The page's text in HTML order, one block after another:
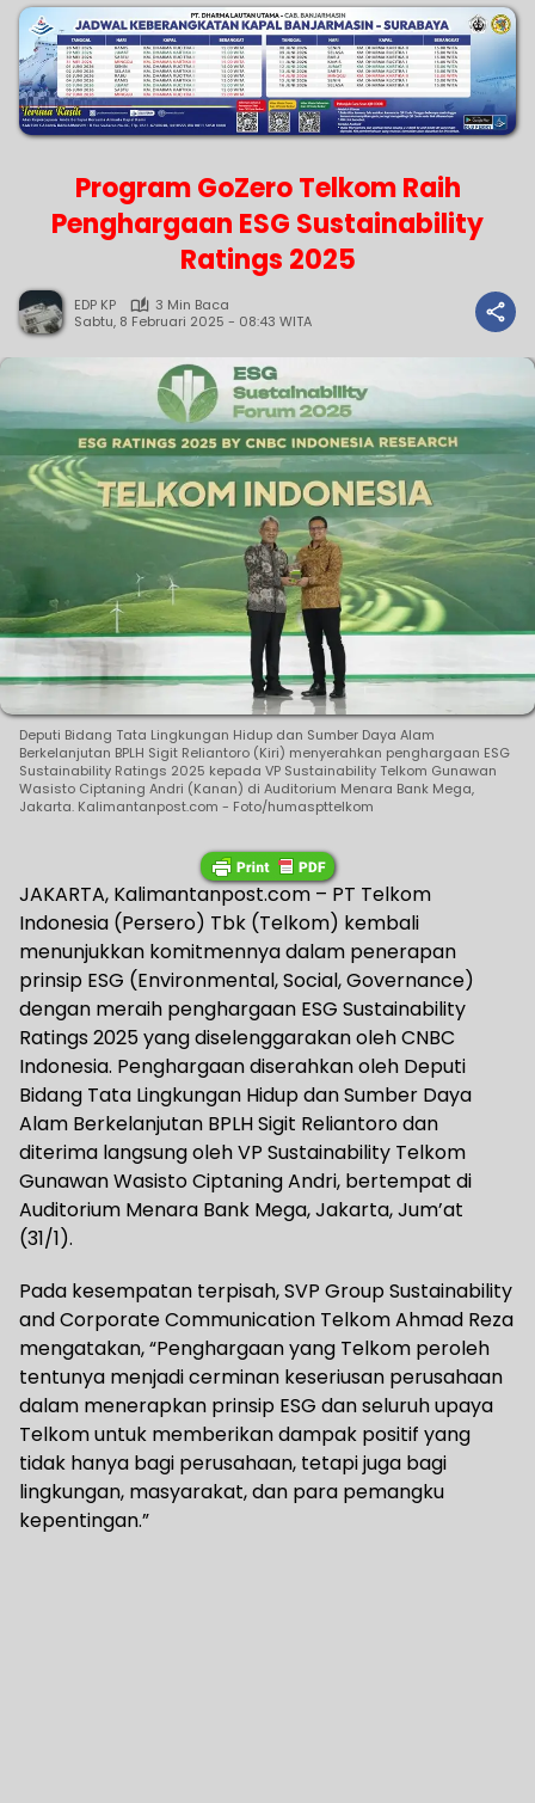
Program GoZero Telkom Raih
Penghargaan ESG Sustainability
Ratings 2025
EDP KP
3 Min Baca
Sabtu, 8 Februari 2025 - 08:43 WITA
Deputi Bidang Tata Lingkungan Hidup dan Sumber Daya Alam
Berkelanjutan BPLH Sigit Reliantoro (Kiri) menyerahkan penghargaan ESG
Sustainability Ratings 2025 kepada VP Sustainability Telkom Gunawan
Wasisto Ciptaning Andri (Kanan) di Auditorium Menara Bank Mega,
Jakarta. Kalimantanpost.com - Foto/humaspttelkom
JAKARTA, Kalimantanpost.com – PT Telkom
Indonesia (Persero) Tbk (Telkom) kembali
menunjukkan komitmennya dalam penerapan
prinsip ESG (Environmental, Social, Governance)
dengan meraih penghargaan ESG Sustainability
Ratings 2025 yang diselenggarakan oleh CNBC
Indonesia. Penghargaan diserahkan oleh Deputi
Bidang Tata Lingkungan Hidup dan Sumber Daya
Alam Berkelanjutan BPLH Sigit Reliantoro dan
diterima langsung oleh VP Sustainability Telkom
Gunawan Wasisto Ciptaning Andri, bertempat di
Auditorium Menara Bank Mega, Jakarta, Jum’at
(31/1).
Pada kesempatan terpisah, SVP Group Sustainability
and Corporate Communication Telkom Ahmad Reza
mengatakan, “Penghargaan yang Telkom peroleh
tentunya menjadi cerminan keseriusan perusahaan
dalam menerapkan prinsip ESG dan seluruh upaya
Telkom untuk memberikan dampak positif yang
tidak hanya bagi perusahaan, tetapi juga bagi
lingkungan, masyarakat, dan para pemangku
kepentingan.”